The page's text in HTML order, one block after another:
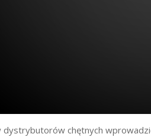
dystrybutorów chętnych